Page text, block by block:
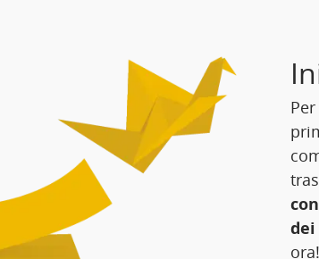
dei
ora!